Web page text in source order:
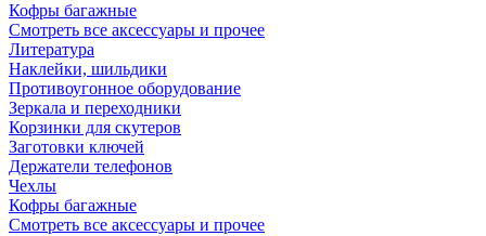
Кофры багажные
Смотреть все аксессуары и прочее
Литература
Наклейки, шильдики
Противоугонное оборудование
Зеркала и переходники
Корзинки для скутеров
Заготовки ключей
Держатели телефонов
Чехлы
Кофры багажные
Смотреть все аксессуары и прочее